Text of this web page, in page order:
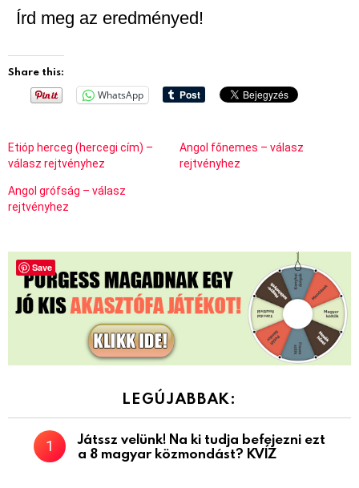
Írd meg az eredményed!
Share this:
WhatsApp
Etióp herceg (hercegi cím) –
válasz rejtvényhez
Angol főnemes – válasz
rejtvényhez
Angol grófság – válasz
rejtvényhez
LEGÚJABBAK:
Játssz velünk! Na ki tudja befejezni ezt
a 8 magyar közmondást? KVÍZ
Save